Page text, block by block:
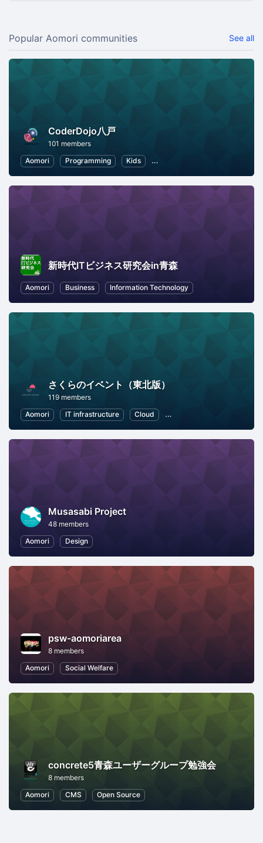
Popular Aomori communities See all
CoderDojo八戸
101 members
Aomori
Programming Kids Programming for Kids
新時代ITビジネス研究会in青森
Aomori Business Information Technology
さくらのイベント（東北版）
119 members
Aomori
IT infrastructure Cloud Local Economy and Society
Musasabi Project
48 members
Aomori
Design
psw-aomoriarea
8 members
Aomori
Social Welfare
concrete5青森ユーザーグループ勉強会
8 members
Aomori
CMS Open Source